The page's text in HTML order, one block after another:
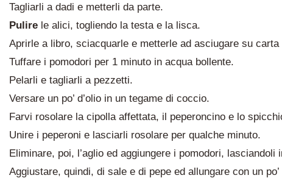
Tagliarli a dadi e metterli da parte.
Pulire le alici, togliendo la testa e la lisca.
Aprirle a libro, sciacquarle e metterle ad asciugare su
Tuffare i pomodori per 1 minuto in acqua bollente.
Pelarli e tagliarli a pezzetti.
Versare un po’ d’olio in un tegame di coccio.
Farvi rosolare la cipolla affettata, il peperoncino e lo
Unire i peperoni e lasciarli rosolare per qualche minuto.
Eliminare, poi, l’aglio ed aggiungere i pomodori, lasciandoli
Aggiustare, quindi, di sale e di pepe ed allungare con un